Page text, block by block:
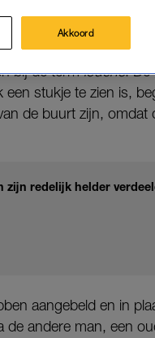
kijken elkaar aan
bij de termlouche. De
stukje te zien is,
de buurt zijn, omdat
zijn redelijk helder
aangebeld en in
de andere man, een
Akkoord